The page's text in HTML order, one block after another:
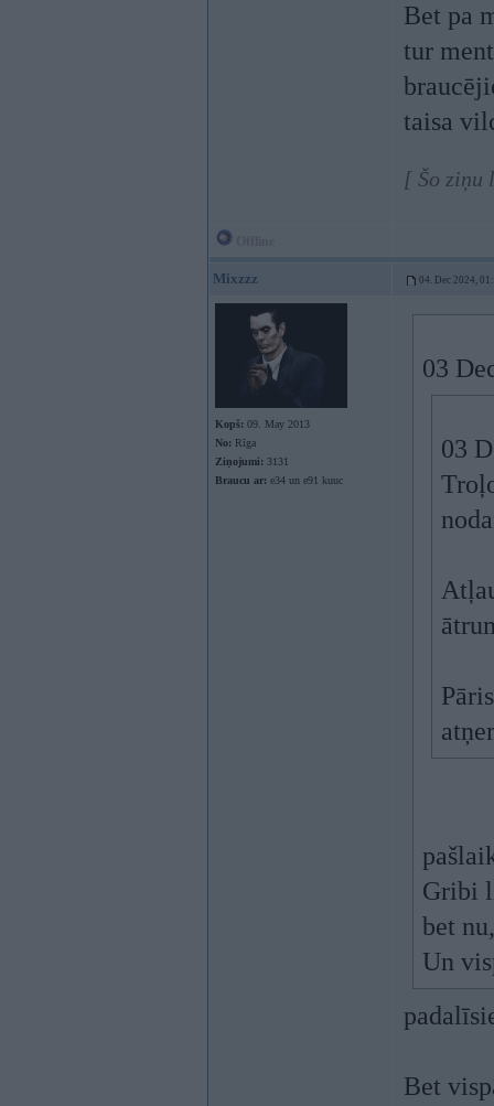
Bet pa
tur
taisa
[ Šo ziņu
Mixzzz 04. Dec 2024,
Kopš: 09. May 2013
No: Rīga
Ziņojumi: 3131
Braucu ar: e34 un e91 kuuc
03
03
Gribi
bet
Un
Bet